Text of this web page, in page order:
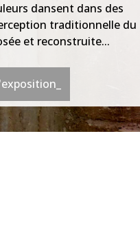
dansent dans des
traditionnelle du
et reconstruite...